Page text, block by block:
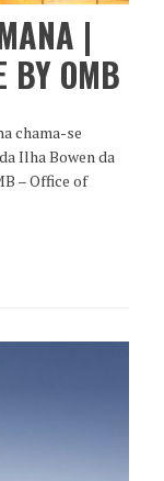
|
BY OMB
chama-se
Ilha Bowen da
– Office of